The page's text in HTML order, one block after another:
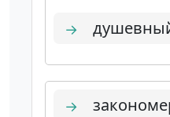
→
→